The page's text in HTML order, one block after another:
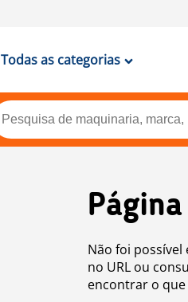
Todas as categorias
Não foi
no URL ou
encontrar o